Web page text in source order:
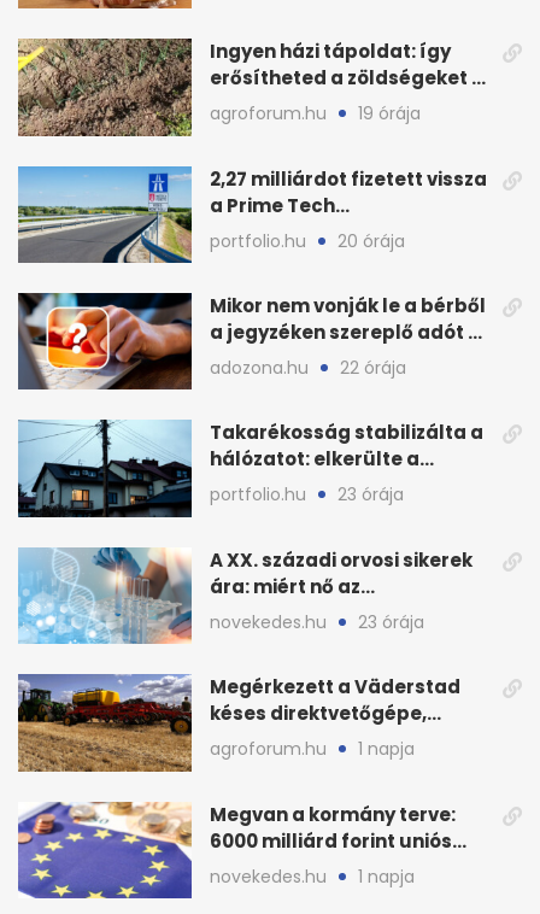
Ingyen házi tápoldat: így
erősítheted a zöldségeket a
hőhullám után
agroforum.hu 19 órája
2,27 milliárdot fizetett vissza
a Prime Tech
Magántőkealap az
államnak
portfolio.hu 20 órája
Mikor nem vonják le a bérből
a jegyzéken szereplő adót és
járulékot?
adozona.hu 22 órája
Takarékosság stabilizálta a
hálózatot: elkerülte a
sötétséget Magyarország
portfolio.hu 23 órája
A XX. századi orvosi sikerek
ára: miért nő az
egészségügy súlya?
novekedes.hu 23 órája
Megérkezett a Väderstad
késes direktvetőgépe,
bemutatón is látható
agroforum.hu 1 napja
Megvan a kormány terve:
6000 milliárd forint uniós
pénz sorsa
novekedes.hu 1 napja